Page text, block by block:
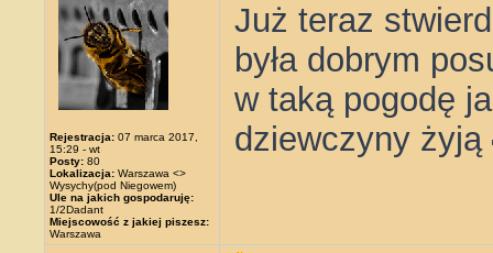
Rejestracja: 07 marca 2017,
15:29 - wt
Posty: 80
Lokalizacja: Warszawa <>
Wysychy(pod Niegowem)
Ule na jakich gospodaruję:
1/2Dadant
Miejscowość z jakiej piszesz:
Warszawa
Już teraz
była dobrym
w taką pogodę
dziewczyny żyją